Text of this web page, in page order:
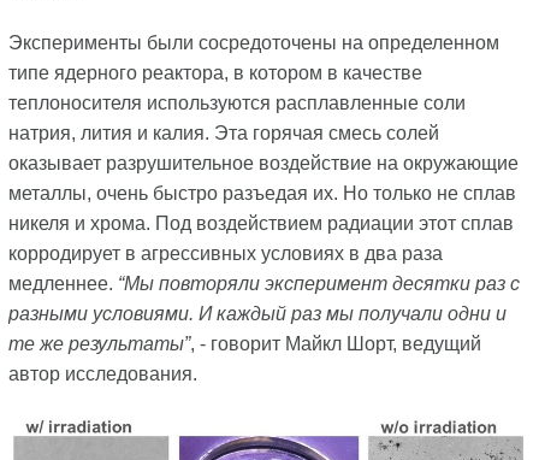
Эксперименты были сосредоточены на определенном
типе ядерного реактора, в котором в качестве
теплоносителя используются расплавленные соли
натрия, лития и калия. Эта горячая смесь солей
оказывает разрушительное воздействие на окружающие
металлы, очень быстро разъедая их. Но только не сплав
никеля и хрома. Под воздействием радиации этот сплав
корродирует в агрессивных условиях в два раза
медленнее. “Мы повторяли эксперимент десятки раз с
разными условиями. И каждый раз мы получали одни и
те же результаты”, - говорит Майкл Шорт, ведущий
автор исследования.